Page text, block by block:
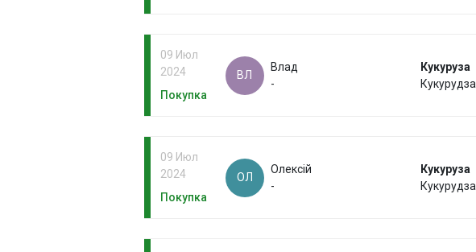
09 Июл
2024
Покупка
ВЛ
Влад
-
Кукуруза
Кукурудза
09 Июл
2024
Покупка
ОЛ
Олексій
-
Кукуруза
Кукурудза